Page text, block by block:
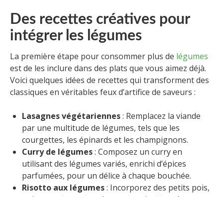
Des recettes créatives pour
intégrer les légumes
La première étape pour consommer plus de légumes
est de les inclure dans des plats que vous aimez déjà.
Voici quelques idées de recettes qui transforment des
classiques en véritables feux d’artifice de saveurs :
Lasagnes végétariennes: Remplacez la viande
par une multitude de légumes, tels que les
courgettes, les épinards et les champignons.
Curry de légumes: Composez un curry en
utilisant des légumes variés, enrichi d’épices
parfumées, pour un délice à chaque bouchée.
Risotto aux légumes: Incorporez des petits pois,